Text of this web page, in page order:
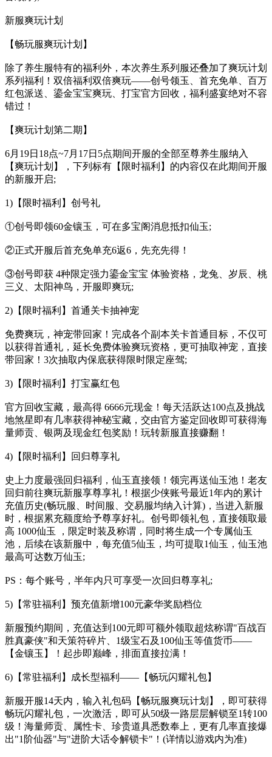
新服爽玩计划
【畅玩服爽玩计划】
除了养生服特有的福利外，本次养生系列服还叠加了爽玩计划
系列福利！双倍福利双倍爽玩——创号领玉、首充免单、百万
红包派送、鎏金宝宝爽玩、打宝官方回收，福利盛宴绝对不容
错过！
【爽玩计划第二期】
6月19日18点~7月17日5点期间开服的全部至尊养生服纳入
【爽玩计划】，下列标有【限时福利】的内容仅在此期间开服
的新服开启;
1)【限时福利】创号礼
①创号即领60金镶玉，可在多宝阁消息抵扣仙玉;
②正式开服后首充免单充6返6，先充先得！
③创号即获 4种限定强力鎏金宝宝 体验资格，龙兔、岁辰、桃
三义、太阳神鸟，开服即爽玩;
2)【限时福利】首通关卡抽神宠
免费爽玩，神宠带回家！完成各个副本关卡首通目标，不仅可
以获得首通礼，延长免费体验爽玩资格，更可抽取神宠，直接
带回家！3次抽取内保底获得限时限定座驾;
3)【限时福利】打宝赢红包
官方回收宝藏，最高得 6666元现金！每天活跃达100点及挑战
地煞星即有几率获得神秘宝藏，交由官方鉴定回收即可获得海
量师贡、银两及现金红包奖励！玩转新服直接赚翻！
4)【限时福利】回归尊享礼
史上力度最强回归福利，仙玉直接领！领完再送仙玉池！老友
回归前往爽玩新服享尊享礼！根据少侠账号最近1年内的累计
充值历史(畅玩服、时间服、交易服均纳入计算)，当进入新服
时，根据累充额度给予尊享好礼。创号即领礼包，直接领取最
高 1000仙玉 ，限定时装及称谓，同时将生成一个专属仙玉
池，后续在该新服中，每充值5仙玉，均可提取1仙玉，仙玉池
最高可达数万仙玉;
PS：每个账号，半年内只可享受一次回归尊享礼;
5)【常驻福利】预充值新增100元豪华奖励档位
新服预约期间，充值达到100元即可额外领取超炫称谓"百战百
胜真豪侠"和天策符碎片、1级宝石及100仙玉等值货币——
【金镶玉】！起步即巅峰，排面直接拉满！
6)【常驻福利】成长型福利——【畅玩闪耀礼包】
新服开服14天内，输入礼包码【畅玩服爽玩计划】，即可获得
畅玩闪耀礼包，一次激活，即可从50级一路层层解锁至1转100
级！海量师贡、属性卡、珍贵道具悉数奉上，更有几率直接爆
出"1阶仙器"与"进阶大话令解锁卡"！(详情以游戏内为准)